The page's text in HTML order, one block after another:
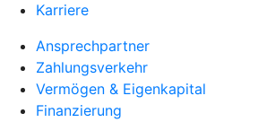
Karriere
Ansprechpartner
Zahlungsverkehr
Vermögen & Eigenkapital
Finanzierung